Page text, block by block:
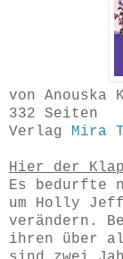
von Anouska
332 Seiten
Verlag Mira
Hier der
Es bedurfte
um Holly
verändern.
ihren über